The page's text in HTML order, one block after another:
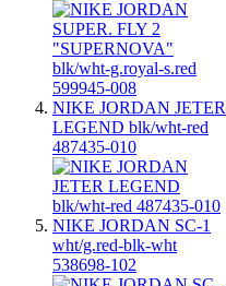
NIKE JORDAN JETER
LEGEND blk/wht-red
487435-010
NIKE JORDAN SC-1
wht/g.red-blk-wht
538698-102